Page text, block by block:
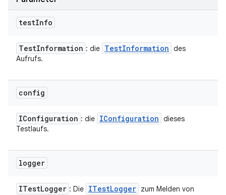
testInfo
TestInformation : die TestInformation des
Aufrufs.
config
IConfiguration : die IConfiguration dieses
Testlaufs.
logger
ITestLogger : Die ITestLogger zum Melden von